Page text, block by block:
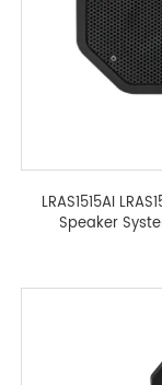
LRAS1515AI
Speaker